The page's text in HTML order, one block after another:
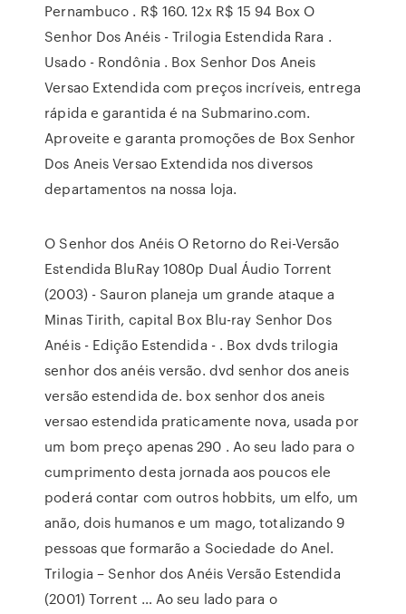
Pernambuco . R$ 160. 12x R$ 15 94 Box O
Senhor Dos Anéis - Trilogia Estendida Rara .
Usado - Rondônia . Box Senhor Dos Aneis
Versao Extendida com preços incríveis, entrega
rápida e garantida é na Submarino.com.
Aproveite e garanta promoções de Box Senhor
Dos Aneis Versao Extendida nos diversos
departamentos na nossa loja.
O Senhor dos Anéis O Retorno do Rei-Versão
Estendida BluRay 1080p Dual Áudio Torrent
(2003) - Sauron planeja um grande ataque a
Minas Tirith, capital Box Blu-ray Senhor Dos
Anéis - Edição Estendida - . Box dvds trilogia
senhor dos anéis versão. dvd senhor dos aneis
versão estendida de. box senhor dos aneis
versao estendida praticamente nova, usada por
um bom preço apenas 290 . Ao seu lado para o
cumprimento desta jornada aos poucos ele
poderá contar com outros hobbits, um elfo, um
anão, dois humanos e um mago, totalizando 9
pessoas que formarão a Sociedade do Anel.
Trilogia – Senhor dos Anéis Versão Estendida
(2001) Torrent … Ao seu lado para o